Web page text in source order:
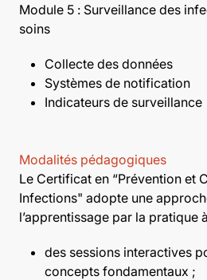
Module 5 : Surveillance des
soins
Collecte des données
Systèmes de notification
Indicateurs de surveillance
Modalités pédagogiques
Le Certificat en “Prévention et
Infections" adopte une
l’apprentissage par la pratique
des sessions interactives
concepts fondamentaux ;